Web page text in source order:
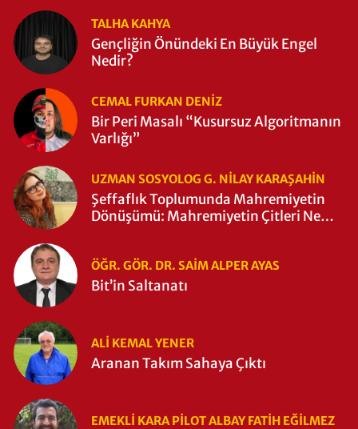
TALHA KAHYA
Gençliğin Önündeki En Büyük Engel
Nedir?
CEMAL FURKAN DENİZ
Bir Peri Masalı “Kusursuz Algoritmanın
Varlığı”
UZMAN SOSYOLOG G. NILAY KARAŞAHİN
Şeffaflık Toplumunda Mahremiyetin
Dönüşümü: Mahremiyetin Çitleri Ne
ÖĞR. GÖR. DR. SAIM ALPER AYAS
Bit’in Saltanatı
ALI KEMAL YENER
Aranan Takım Sahaya Çıktı
EMEKLI KARA PILOT ALBAY FATIH EĞİLMEZ